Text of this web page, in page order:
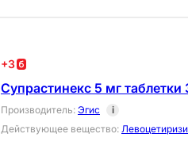
+3
Супрастинекс 5 мг таблетки
Производитель: Эгис
i
Действующее вещество: